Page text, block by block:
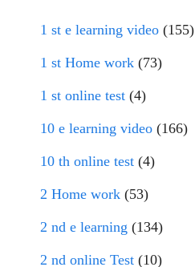
1 st e learning video (155)
1 st Home work (73)
1 st online test (4)
10 e learning video (166)
10 th online test (4)
2 Home work (53)
2 nd e learning (134)
2 nd online Test (10)